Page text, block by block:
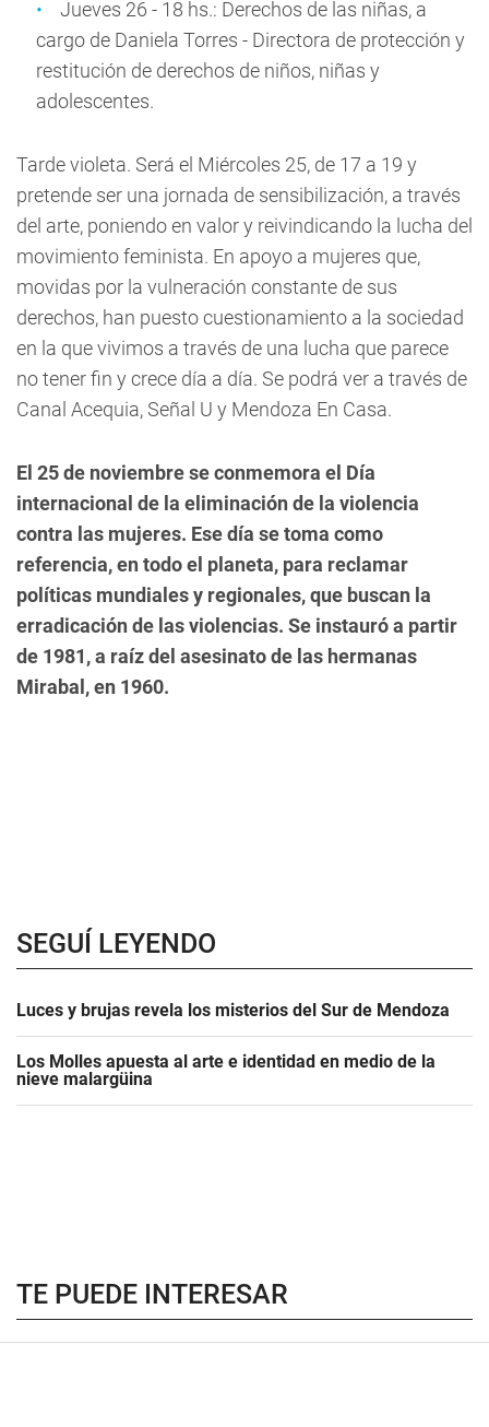
Jueves 26 - 18 hs.: Derechos de las niñas, a
cargo de Daniela Torres - Directora de protección y
restitución de derechos de niños, niñas y
adolescentes.
Tarde violeta. Será el Miércoles 25, de 17 a 19 y
pretende ser una jornada de sensibilización, a través
del arte, poniendo en valor y reivindicando la lucha del
movimiento feminista. En apoyo a mujeres que,
movidas por la vulneración constante de sus
derechos, han puesto cuestionamiento a la sociedad
en la que vivimos a través de una lucha que parece
no tener fin y crece día a día. Se podrá ver a través de
Canal Acequia, Señal U y Mendoza En Casa.
El 25 de noviembre se conmemora el Día
internacional de la eliminación de la violencia
contra las mujeres. Ese día se toma como
referencia, en todo el planeta, para reclamar
políticas mundiales y regionales, que buscan la
erradicación de las violencias. Se instauró a partir
de 1981, a raíz del asesinato de las hermanas
Mirabal, en 1960.
SEGUÍ LEYENDO
Luces y brujas revela los misterios del Sur de Mendoza
Los Molles apuesta al arte e identidad en medio de la
nieve malargüina
TE PUEDE INTERESAR